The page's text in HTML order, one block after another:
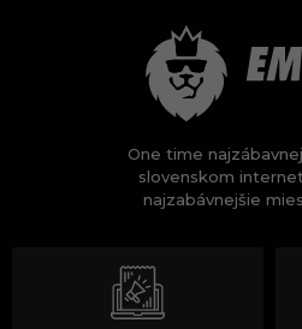
One time
slovenskom
najzabávnejšie